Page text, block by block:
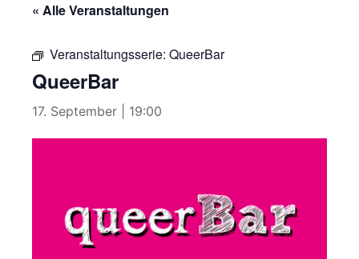
« Alle Veranstaltungen
Veranstaltungsserie: QueerBar
QueerBar
17. September | 19:00